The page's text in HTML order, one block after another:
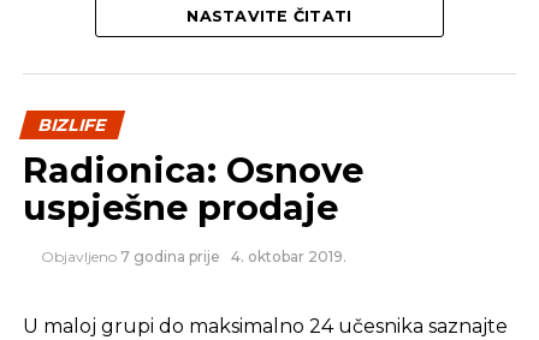
NASTAVITE ČITATI
BIZLIFE
Radionica: Osnove
uspješne prodaje
Objavljeno 7 godina prije 4. oktobar 2019.
U maloj grupi do maksimalno 24 učesnika saznajte